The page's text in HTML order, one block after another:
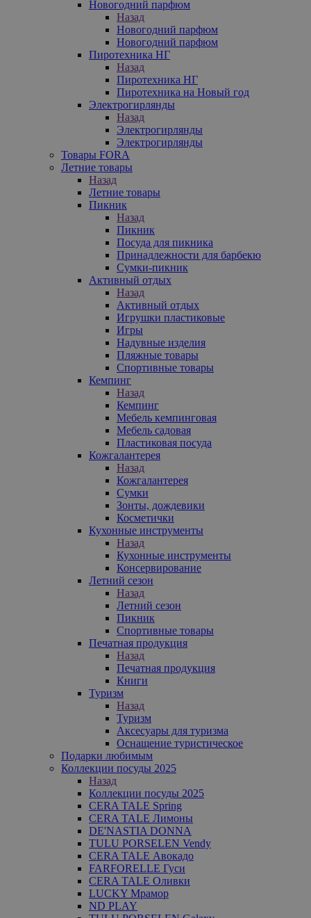
Новогодний парфюм
Назад
Новогодний парфюм
Новогодний парфюм
Пиротехника НГ
Назад
Пиротехника НГ
Пиротехника на Новый год
Электрогирлянды
Назад
Электрогирлянды
Электрогирлянды
Товары FORA
Летние товары
Назад
Летние товары
Пикник
Назад
Пикник
Посуда для пикника
Принадлежности для барбекю
Сумки-пикник
Активный отдых
Назад
Активный отдых
Игрушки пластиковые
Игры
Надувные изделия
Пляжные товары
Спортивные товары
Кемпинг
Назад
Кемпинг
Мебель кемпинговая
Мебель садовая
Пластиковая посуда
Кожгалантерея
Назад
Кожгалантерея
Сумки
Зонты, дождевики
Косметички
Кухонные инструменты
Назад
Кухонные инструменты
Консервирование
Летний сезон
Назад
Летний сезон
Пикник
Спортивные товары
Печатная продукция
Назад
Печатная продукция
Книги
Туризм
Назад
Туризм
Аксесуары для туризма
Оснащение туристическое
Подарки любимым
Коллекции посуды 2025
Назад
Коллекции посуды 2025
CERA TALE Spring
CERA TALE Лимоны
DE'NASTIA DONNA
TULU PORSELEN Vendy
CERA TALE Авокадо
FARFORELLE Гуси
CERA TALE Оливки
LUCKY Мрамор
ND PLAY